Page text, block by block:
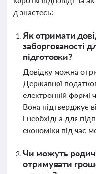
дізнаєтесь:
Як отримати
заборгованості
підготовки?
Довідку можна
Державної
електронній формі
Вона підтверджує
і необхідна для
економіки під час
Чи можуть
отримувати